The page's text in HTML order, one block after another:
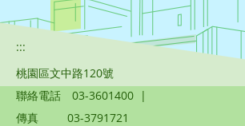
:::
桃園區文中路120號
聯絡電話
03-3601400 |
傳真
03-3791721